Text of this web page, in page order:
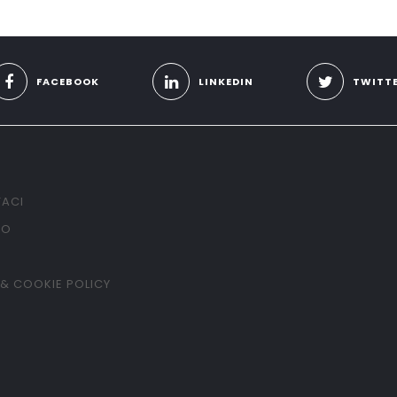
FACEBOOK LINKEDIN
COOKIE POLICY